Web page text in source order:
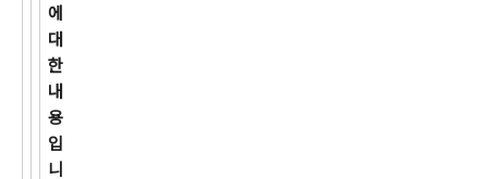
에
대
한
내
용
입
니